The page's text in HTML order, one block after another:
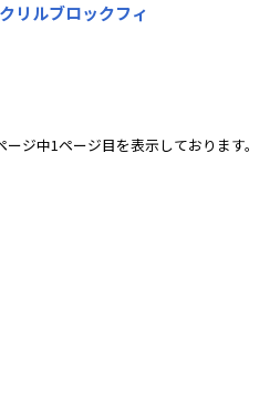
リルブロックフィ
ージ中1ページ目を表示しております。